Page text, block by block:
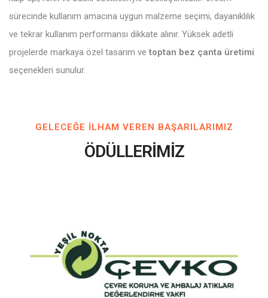
sürecinde kullanım amacına uygun malzeme seçimi, dayanıklılık
ve tekrar kullanım performansı dikkate alınır. Yüksek adetli
projelerde markaya özel tasarım vetoptan bez çanta üretimi
seçenekleri sunulur.
GELECEĞE ILHAM VEREN BAŞARILARIMIZ
ÖDÜLLERİMİZ